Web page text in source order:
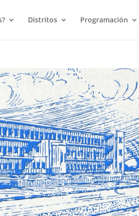
Distritos Programación